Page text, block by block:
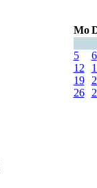
Mo
5
6
12
19
26